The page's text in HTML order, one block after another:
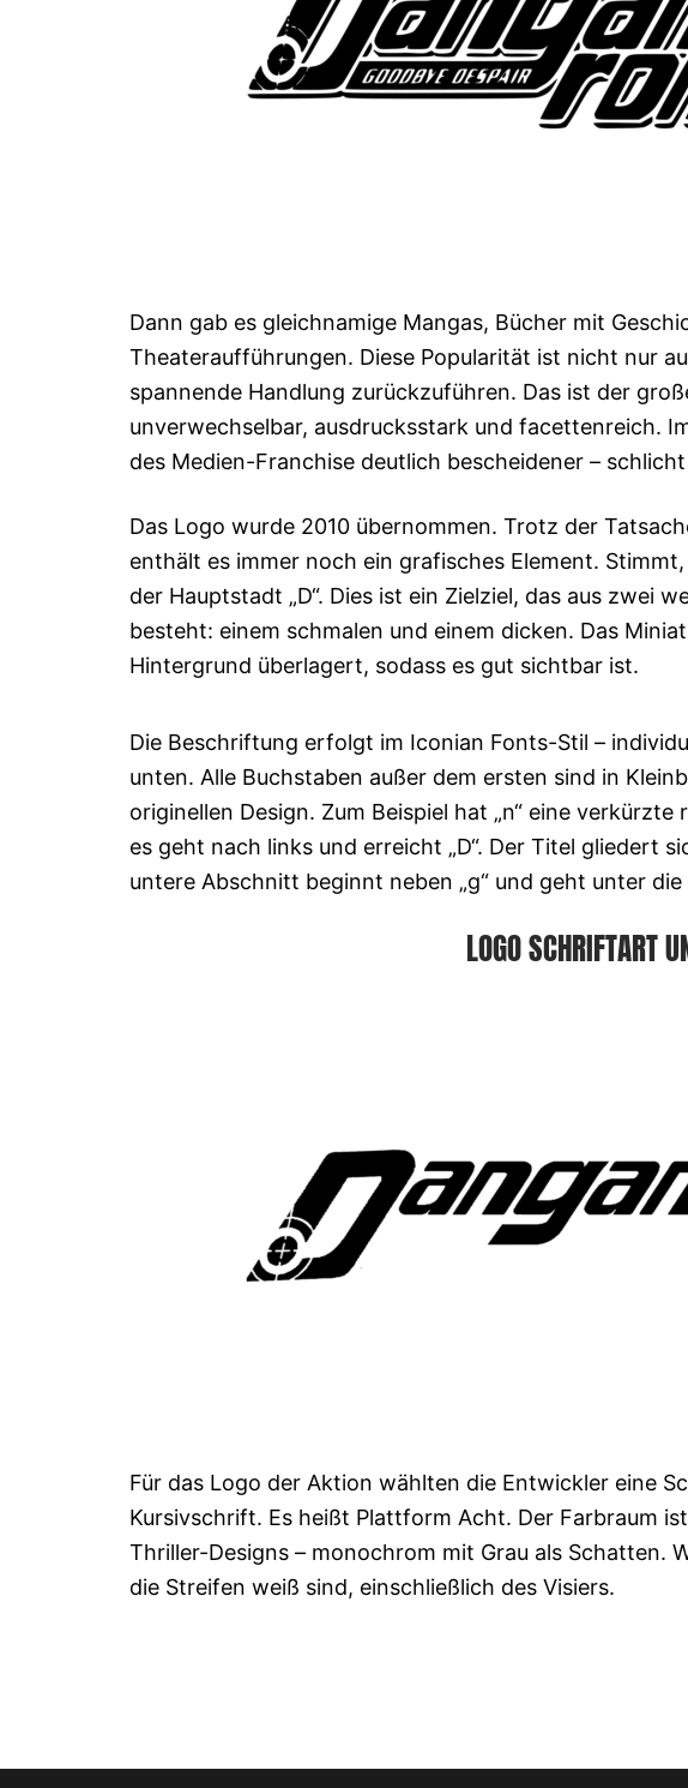
Dann gab es gleichnamige Mangas, Bücher mit
Theateraufführungen. Diese Popularität ist nicht nur
spannende Handlung zurückzuführen. Das ist der
unverwechselbar, ausdrucksstark und facettenreich.
des Medien-Franchise deutlich bescheidener –
Das Logo wurde 2010 übernommen. Trotz der
enthält es immer noch ein grafisches Element.
der Hauptstadt „D“. Dies ist ein Zielziel, das aus zwei
besteht: einem schmalen und einem dicken. Das
Hintergrund überlagert, sodass es gut sichtbar ist.
Die Beschriftung erfolgt im Iconian Fonts-Stil –
unten. Alle Buchstaben außer dem ersten sind in
originellen Design. Zum Beispiel hat „n“ eine
es geht nach links und erreicht „D“. Der Titel gliedert
untere Abschnitt beginnt neben „g“ und geht unter
LOGO SCHRIFTART
Für das Logo der Aktion wählten die Entwickler eine
Kursivschrift. Es heißt Plattform Acht. Der Farbraum
Thriller-Designs – monochrom mit Grau als Schatten.
die Streifen weiß sind, einschließlich des Visiers.